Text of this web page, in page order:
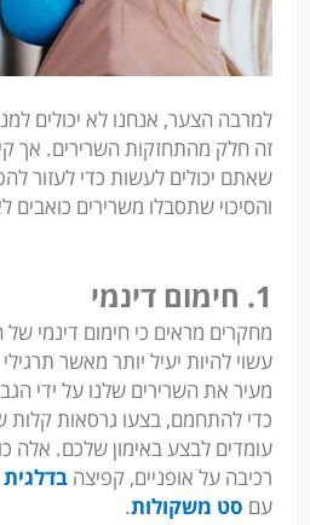
למרבה הצער, אנחנו לא יכולים
זה חלק מהתחזקות השרירים. אך
שאתם יכולים לעשות כדי לעזור
והסיכוי שתסבלו משרירים כואבים
1. חימום דינמי
מחקרים מראים כי חימום דינמי של
עשוי להיות יעיל יותר מאשר
מעיר את השרירים שלנו על ידי
כדי להתחמם, בצעו גרסאות קלות
עומדים לבצע באימון שלכם. אלה
רכיבה על אופניים, קפיצה בדלגית
עם סט משקולות.